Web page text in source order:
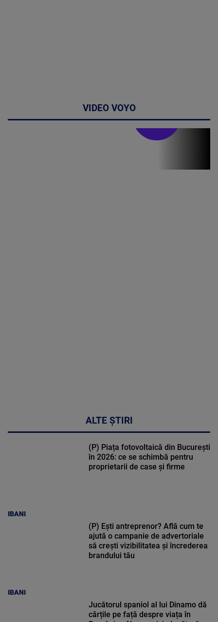
VIDEO VOYO
Stirile PRO TV
ALTE ȘTIRI
IBANI
(P) Piața fotovoltaică din București
în 2026: ce se schimbă pentru
proprietarii de case și firme
IBANI
(P) Ești antreprenor? Află cum te
ajută o campanie de advertoriale
să crești vizibilitatea și încrederea
brandului tău
Jucătorul spaniol al lui Dinamo dă
cărțile pe față despre viața în